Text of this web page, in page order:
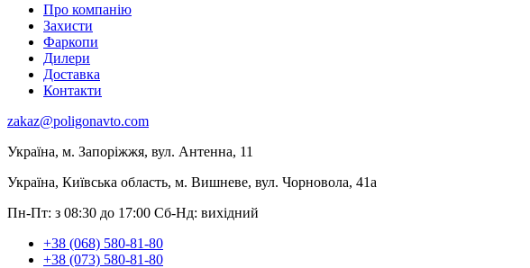
Про компанію
Захисти
Фаркопи
Дилери
Доставка
Контакти
zakaz@poligonavto.com
Україна, м. Запоріжжя, вул. Антенна, 11
Україна, Київська область, м. Вишневе, вул. Чорновола, 41а
Пн-Пт: з 08:30 до 17:00 Сб-Нд: вихідний
+38 (068) 580-81-80
+38 (073) 580-81-80